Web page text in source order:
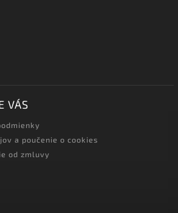
VÁS
a poučenie o cookies
od zmluvy